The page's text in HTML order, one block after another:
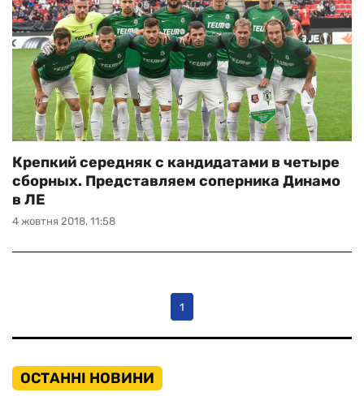
4 жовтня 2018, 11:58
Крепкий середняк с кандидатами в четыре
сборных. Представляем соперника Динамо
в ЛЕ
1
ОСТАННІ НОВИНИ